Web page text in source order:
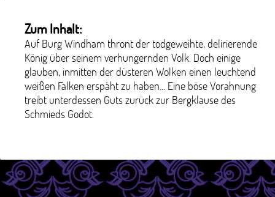
Zum Inhalt:
Auf Burg Windham thront der todgeweihte, delirierende
König über seinem verhungernden Volk. Doch einige
glauben, inmitten der düsteren Wolken einen leuchtend
weißen Falken erspäht zu haben... Eine böse Vorahnung
treibt unterdessen Guts zurück zur Bergklause des
Schmieds Godot.